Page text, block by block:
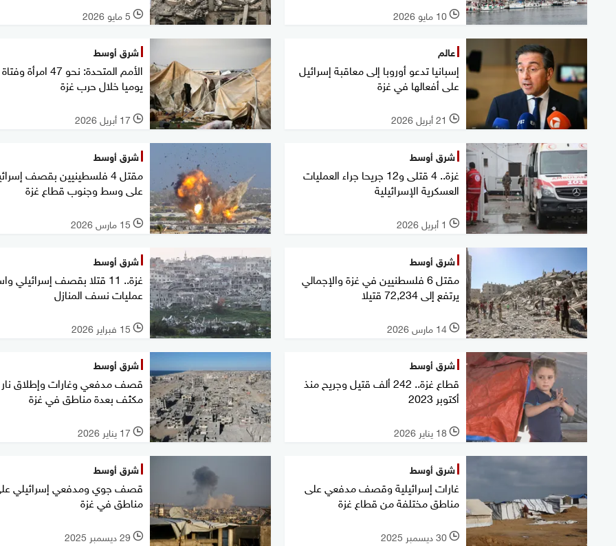
l 10 مايو 2026 l 5 مايو 2026
عالم
إسبانيا تدعو أوروبا إلى معاقبة إسرائيل
على أفعالها في غزة
l 21 أبريل 2026
شرق أوسط
الأمم المتحدة: نحو 47
يوميا خلال حرب غزة
l 17 أبريل 2026
شرق أوسط
غزة.. 4 قتلى و12 جريحا جراء العمليات
العسكرية الإسرائيلية
l 1 أبريل 2026
شرق أوسط
مقتل 4 فلسطينيين بقصف
على وسط وجنوب قطاع غزة
l 15 مارس 2026
شرق أوسط
مقتل 6 فلسطنيين في غزة والإجمالي
يرتفع إلى 72,234 قتيلا
l 14 مارس 2026
شرق أوسط
غزة.. 11 قتلا بقصف إسرائيلي
عمليات نسف المنازل
l 15 فبراير 2026
شرق أوسط
قطاع غزة.. 242 ألف قتيل وجريح منذ
أكتوبر 2023
l 18 يناير 2026
شرق أوسط
قصف مدفعي وغارات وإطلاق نار
مكثف بعدة مناطق في غزة
l 17 يناير 2026
شرق أوسط
غارات إسرائيلية وقصف مدفعي على
مناطق مختلفة من قطاع غزة
l 30 ديسمبر 2025
شرق أوسط
قصف جوي ومدفعي إسرائيلي
مناطق في غزة
l 29 ديسمبر 2025